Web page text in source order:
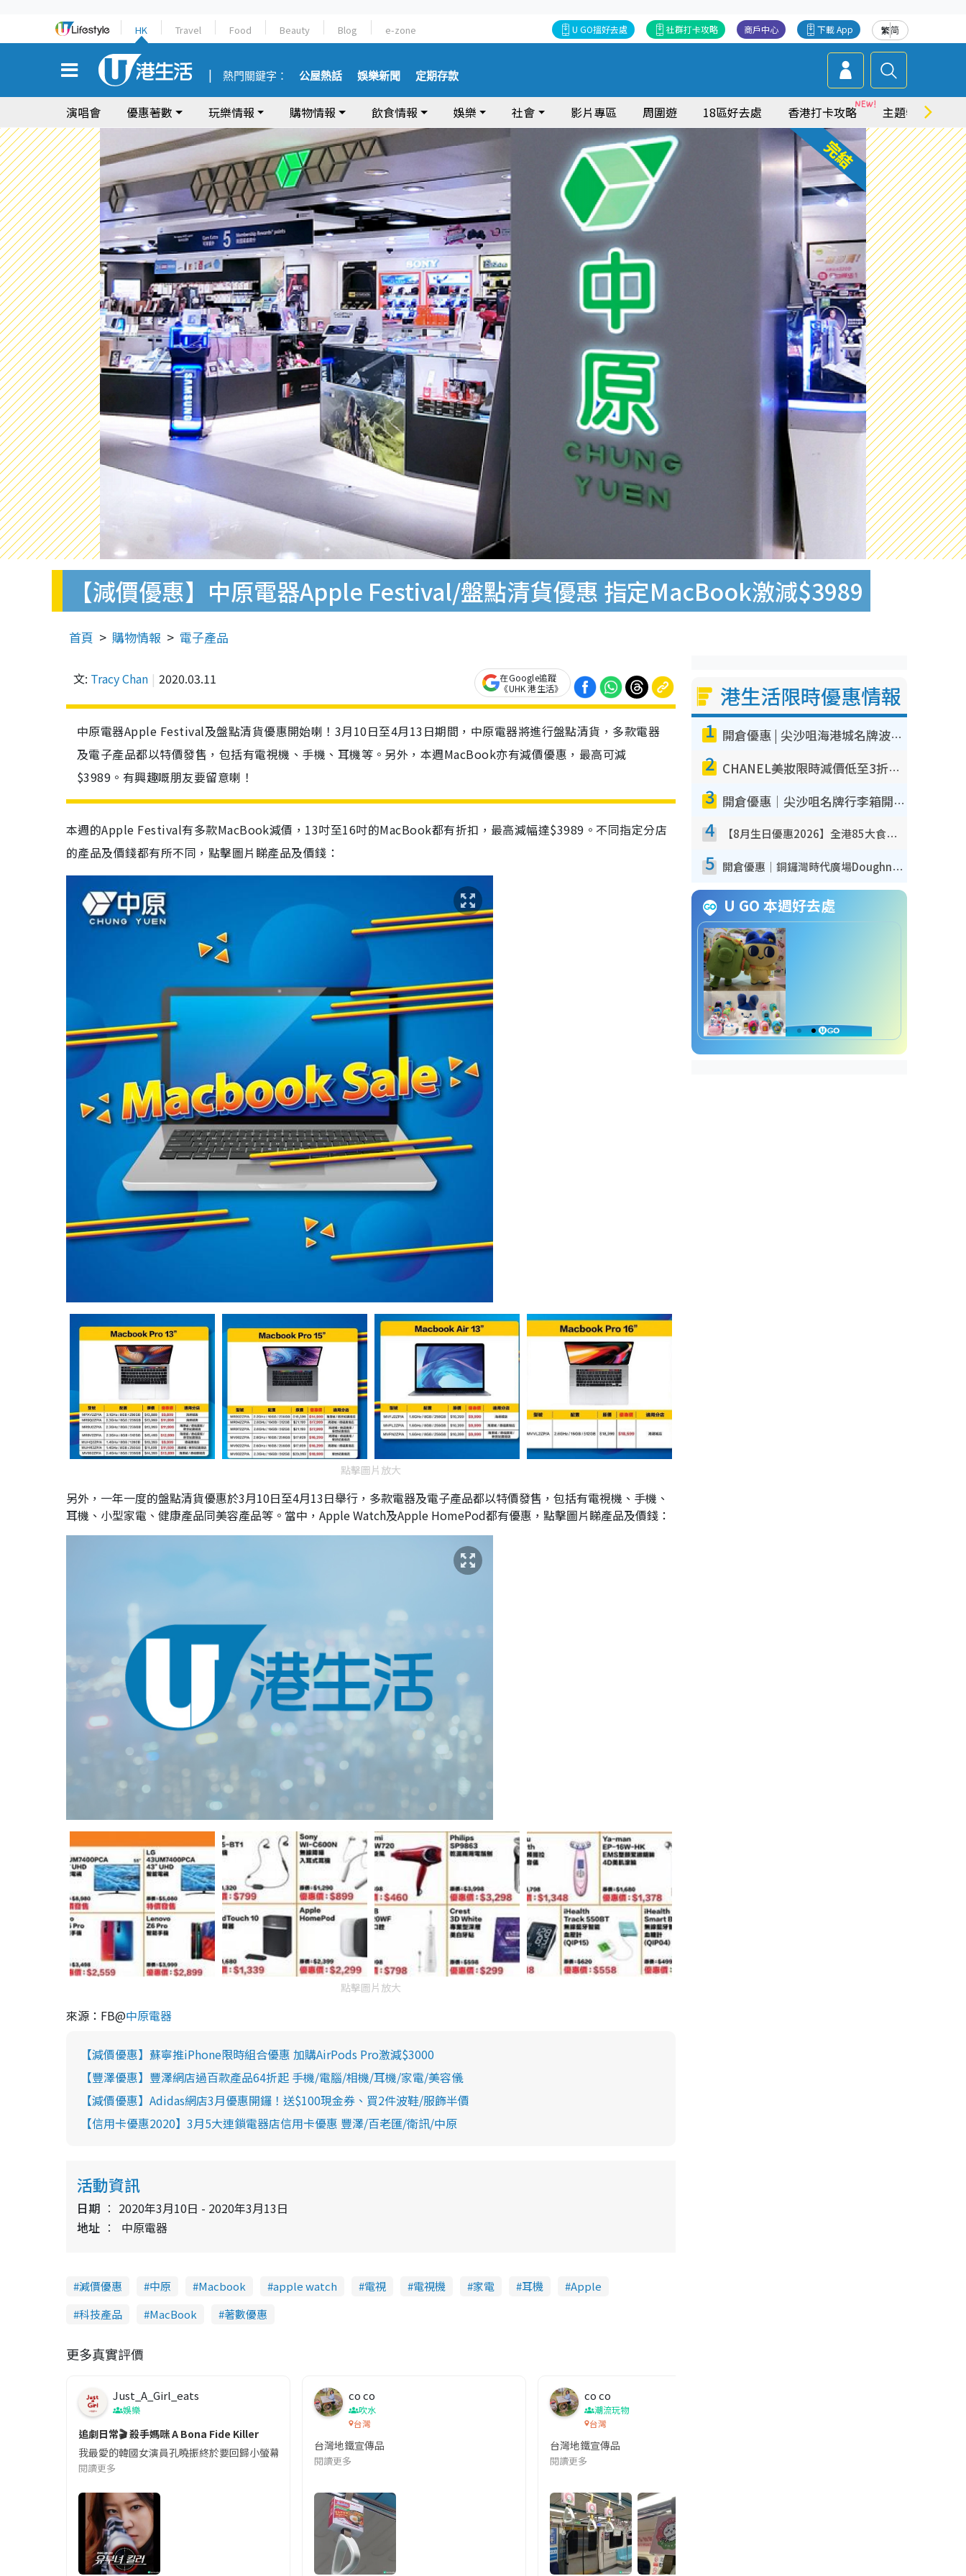
HK Travel Food Beauty Blog e-zone 繁简
下載 App
商戶中心
社群打卡攻略
U GO搵好去處
熱門關鍵字： 公屋熱話 娛樂新聞 定期存款
演唱會 優惠著數 玩樂情報 購物情報 飲食情報 娛樂 社會 影片專區 周圍遊 18區好去處 香港打卡攻略 主題特集
【減價優惠】中原電器Apple Festival/盤點清貨優惠 指定MacBook激減$3989
首頁 購物情報 電子產品
文: Tracy Chan 2020.03.11
在Google追蹤
《UHK 港生活》
中原電器Apple Festival及盤點清貨優惠開始喇！3月10日至4月13日期間，中原電器將進行盤點清貨，多款電器
及電子產品都以特價發售，包括有電視機、手機、耳機等。另外，本週MacBook亦有減價優惠，最高可減
$3989。有興趣嘅朋友要留意喇！
本週的Apple Festival有多款MacBook減價，13吋至16吋的MacBook都有折扣，最高減幅達$3989。不同指定分店
的產品及價錢都有所不同，點擊圖片睇產品及價錢：
點擊圖片放大
另外，一年一度的盤點清貨優惠於3月10日至4月13日舉行，多款電器及電子產品都以特價發售，包括有電視機、手機、
耳機、小型家電、健康產品同美容產品等。當中，Apple Watch及Apple HomePod都有優惠，點擊圖片睇產品及價錢：
點擊圖片放大
來源：FB@中原電器
【減價優惠】蘇寧推iPhone限時組合優惠 加購AirPods Pro激減$3000
【豐澤優惠】豐澤網店過百款產品64折起 手機/電腦/相機/耳機/家電/美容儀
【減價優惠】Adidas網店3月優惠開鑼！送$100現金券、買2件波鞋/服飾半價
【信用卡優惠2020】3月5大連鎖電器店信用卡優惠 豐澤/百老匯/衛訊/中原
活動資訊
日期
2020年3月10日 - 2020年3月13日
地址
中原電器
減價優惠 中原 Macbook apple watch 電視 電視機 家電 耳機
Apple
科技產品
MacBook 著數優惠
更多真實評價
Just_A_Girl_eats
娛樂
追劇日常🎬 殺手媽咪 A Bona Fide Killer
我最愛的韓國女演員孔曉振終於要回歸小螢幕啦!這次的劇本改編自同名網絡漫畫,故事主軸圍繞女主角柳寶娜 —— 表面上是一間公司的職員,但其實暗地裡是負責處決逃過法網罪犯的阻擊手｡ 劇情從
閱讀更多
co co
吹水
台灣
台灣地鐵宣傳品
閱讀更多
co co
潮流玩物
台灣
台灣地鐵宣傳品
閱讀更多
港生活限時優惠情報
1 開倉優惠 | 尖沙咀海港城名牌波鞋開倉低至1折！On鞋$899起／Joy&Peace鞋履$98起
2 CHANEL美妝限時減價低至3折！人氣粉底/唇膏/精華液低至$275！COCO香水都有平
3 開倉優惠｜尖沙咀名牌行李箱開倉低至4折！一連5日 American Tourister/ace./Hallmark $200起！
4 【8月生日優惠2026】全港85大食買玩著數攻略 自助餐/火鍋放題同行免費＋誠品/DONKI送現金券
5 開倉優惠｜銅鑼灣時代廣場Doughnut/Campo Marzio開倉低至1折！背囊、書包、手袋劈價$200起
U GO 本週好去處